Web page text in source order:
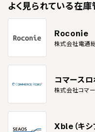
よく見られている在庫
Roconie
株式会社電通
コマースロ
株式会社コマー
Xble（キシ